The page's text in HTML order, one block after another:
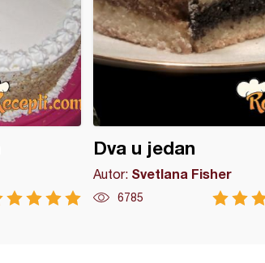
Dva u jedan
Autor: Svetlana Fisher
6785